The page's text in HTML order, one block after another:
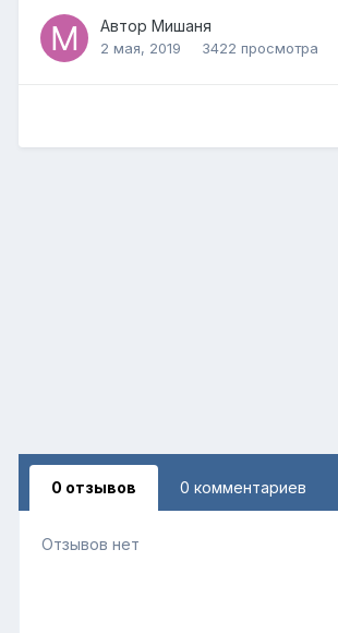
Автор Мишаня
2 мая, 2019 3422 просмотра
0 отзывов 0 комментариев
Отзывов нет